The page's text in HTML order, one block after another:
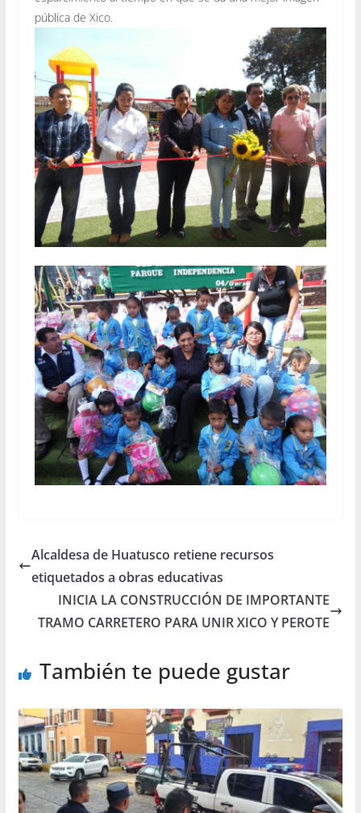
pública de Xico.
Alcaldesa de Huatusco retiene recursos
etiquetados a obras educativas
INICIA LA CONSTRUCCIÓN DE IMPORTANTE
TRAMO CARRETERO PARA UNIR XICO Y PEROTE
También te puede gustar